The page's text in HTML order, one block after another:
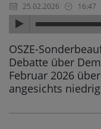
25.02.2026 16:47
OSZE-
Debatte über
Februar 2026
angesichts